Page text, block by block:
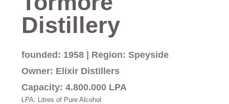
Distillery
founded: 1958 | Region: Speyside
Owner: Elixir Distillers
Capacity: 4.800.000 LPA
LPA: Litres of Pure Alcohol